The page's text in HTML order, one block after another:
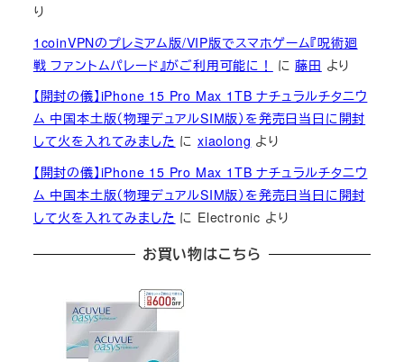
り
1coinVPNのプレミアム版/VIP版でスマホゲーム『呪術廻
戦 ファントムパレード』がご利用可能に！
に藤田 より
【開封の儀】iPhone 15 Pro Max 1TB ナチュラルチタニウ
ム 中国本土版（物理デュアルSIM版）を発売日当日に開封
して火を入れてみました にxiaolong より
【開封の儀】iPhone 15 Pro Max 1TB ナチュラルチタニウ
ム 中国本土版（物理デュアルSIM版）を発売日当日に開封
して火を入れてみました に Electronic より
お買い物はこちら